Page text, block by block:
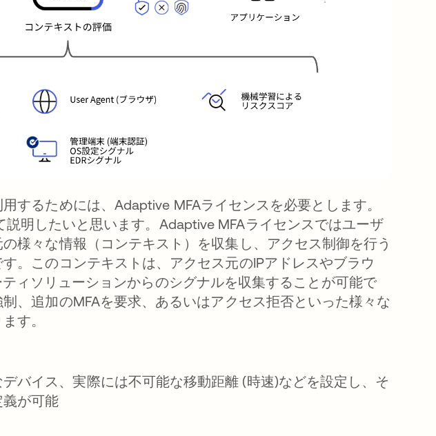
するためには、Adaptive MFAライセンスを必要とします。
説明したいと思います。Adaptive MFAライセンスではユーザ
様々な情報（コンテキスト）を収集し、アクセス制御を行う
。このコンテキストは、アクセス元のIPアドレスやブラウ
ィソリューションからのシグナルを収集することが可能で
、追加のMFAを要求、あるいはアクセス拒否といった様々な
す。
バイス、実際には不可能な移動距離 (時速)などを設定し、そ
が可能